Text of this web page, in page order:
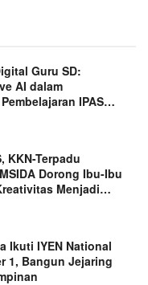
Guru SD:
AI dalam
IPAS
KKN-Terpadu
Dorong Ibu-Ibu
Menjadi
Ikuti IYEN National
1, Bangun Jejaring